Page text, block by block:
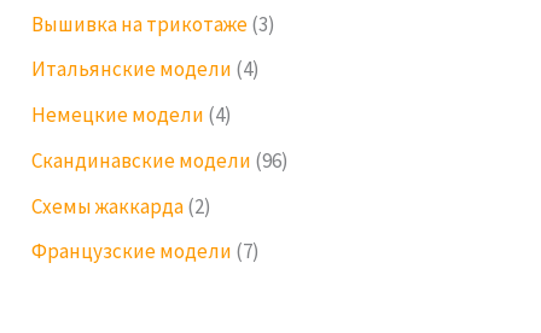
Вышивка на трикотаже(3)
Итальянские модели (4)
Немецкие модели (4)
Скандинавские модели (96)
Схемы жаккарда(2)
Французские модели (7)